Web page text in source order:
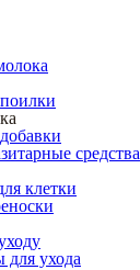
средства
клетки
ухода